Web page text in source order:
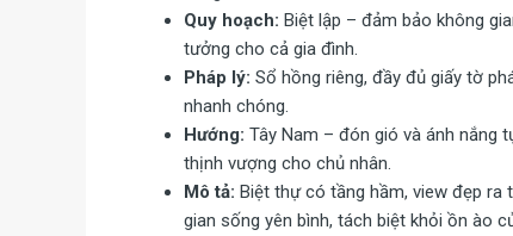
Quy hoạch: Biệt lập – đảm bảo không
tưởng cho cả gia đình.
Pháp lý: Sổ hồng riêng, đầy đủ giấy tờ
nhanh chóng.
Hướng: Tây Nam – đón gió và ánh nắng
thịnh vượng cho chủ nhân.
Mô tả: Biệt thự có tầng hầm, view đẹp ra
gian sống yên bình, tách biệt khỏi ồn ào